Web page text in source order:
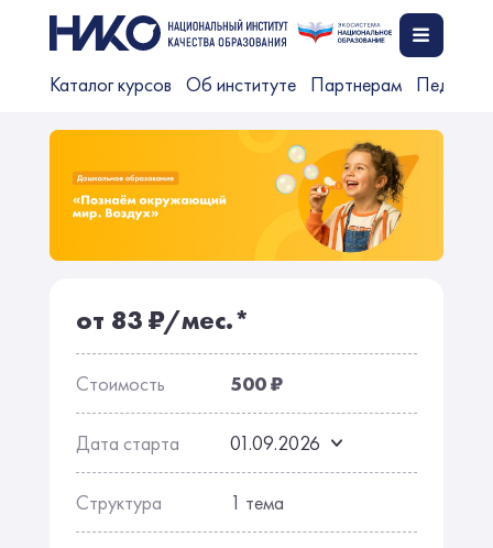
Каталог курсов Об институте Партнерам
от 83 ₽/мес.*
Стоимость 500 ₽
Дата старта 01.09.2026
Структура 1 тема